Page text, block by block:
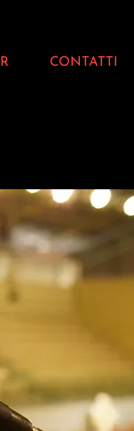
CONTATTI